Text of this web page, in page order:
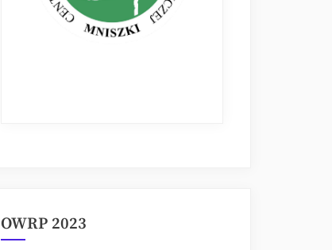
OWRP 2023